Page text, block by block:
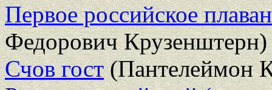
Первое российское
Федорович Крузенштерн)
Счов гост(Пантелеймон